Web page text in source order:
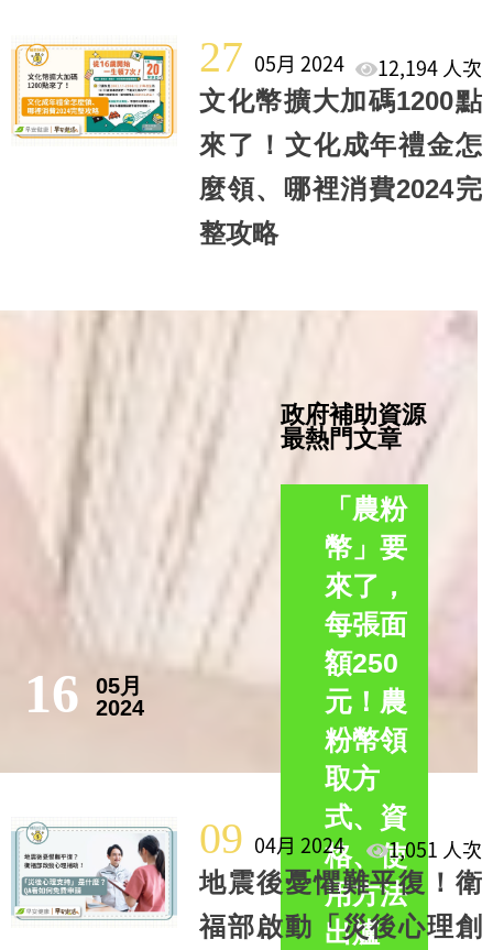
27 05月 2024
12,194 人次
文化幣擴大加碼1200點
來了！文化成年禮金怎
麼領、哪裡消費2024完
整攻略
政府補助資源
最熱門文章
「農粉
幣」要
來了，
每張面
額250
元！農
粉幣領
取方
式、資
格、使
用方法
出爐
16
05月
2024
09 04月 2024
1,051 人次
地震後憂懼難平復！衛
福部啟動「災後心理創